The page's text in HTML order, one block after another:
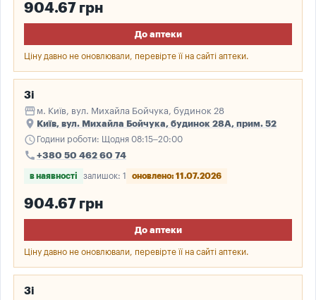
904.67 грн
До аптеки
Ціну давно не оновлювали, перевірте її на сайті аптеки.
3і
storefront м. Київ, вул. Михайла Бойчука, будинок 28
place Київ, вул. Михайла Бойчука, будинок 28А, прим. 52
schedule Години роботи: Щодня 08:15–20:00
call +380 50 462 60 74
в наявності залишок: 1 оновлено: 11.07.2026
904.67 грн
До аптеки
Ціну давно не оновлювали, перевірте її на сайті аптеки.
3і